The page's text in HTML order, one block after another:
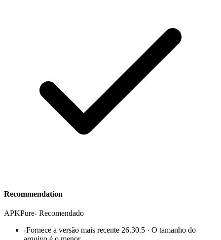
Recommendation
APKPure- Recomendado
-Fornece a versão mais recente 26.30.5 · O tamanho do